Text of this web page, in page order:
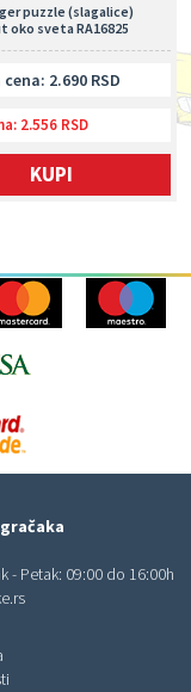
puzzle (slagalice)
oko sveta RA16825
2.690 RSD
2.556 RSD
KUPI
- Petak: 09:00 do 16:00h